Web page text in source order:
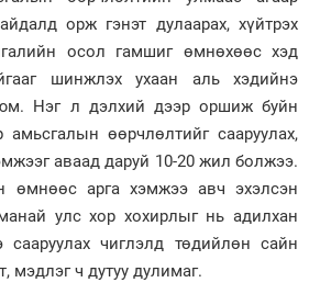
орж гэнэт дулаарах, хүйтрэх
осол гамшиг өмнөхөөс хэд
шинжлэх ухаан аль хэдийнэ
юм. Нэг л дэлхий дээр оршиж буйн
амьсгалын өөрчлөлтийг сааруулах,
аваад даруй 10-20 жил болжээ.
өмнөөс арга хэмжээ авч эхэлсэн
улс хор хохирлыг нь адилхан
сааруулах чиглэлд төдийлөн сайн
мэдлэг ч дутуу дулимаг.